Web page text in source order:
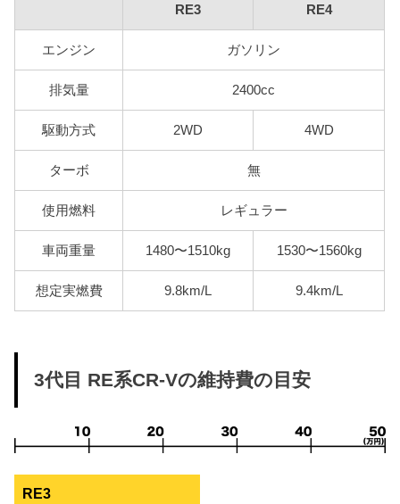
RE3 RE4
エンジン ガソリン
排気量 2400cc
駆動方式 2WD 4WD
ターボ 無
使用燃料 レギュラー
車両重量 1480〜1510kg 1530〜1560kg
想定実燃費 9.8km/L 9.4km/L
3代目 RE系CR-Vの維持費の目安
RE3